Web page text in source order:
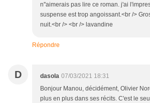
n''aimerais pas lire ce roman. j'ai
suspense est trop angoissant.<br />
nuit.<br /> <br /> lavandine
Répondre
D dasola 07/03/2021 18:31
Bonjour Manou, décidément, Olivier
plus en plus dans ses récits. C'est le